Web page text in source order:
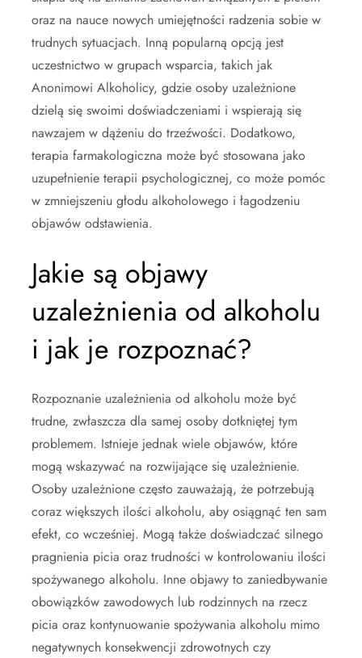
oraz na nauce nowych umiejętności radzenia sobie w
trudnych sytuacjach. Inną popularną opcją jest
uczestnictwo w grupach wsparcia, takich jak
Anonimowi Alkoholicy, gdzie osoby uzależnione
dzielą się swoimi doświadczeniami i wspierają się
nawzajem w dążeniu do trzeźwości. Dodatkowo,
terapia farmakologiczna może być stosowana jako
uzupełnienie terapii psychologicznej, co może pomóc
w zmniejszeniu głodu alkoholowego i łagodzeniu
objawów odstawienia.
Jakie są objawy
uzależnienia od alkoholu
i jak je rozpoznać?
Rozpoznanie uzależnienia od alkoholu może być
trudne, zwłaszcza dla samej osoby dotkniętej tym
problemem. Istnieje jednak wiele objawów, które
mogą wskazywać na rozwijające się uzależnienie.
Osoby uzależnione często zauważają, że potrzebują
coraz większych ilości alkoholu, aby osiągnąć ten sam
efekt, co wcześniej. Mogą także doświadczać silnego
pragnienia picia oraz trudności w kontrolowaniu ilości
spożywanego alkoholu. Inne objawy to zaniedbywanie
obowiązków zawodowych lub rodzinnych na rzecz
picia oraz kontynuowanie spożywania alkoholu mimo
negatywnych konsekwencji zdrowotnych czy